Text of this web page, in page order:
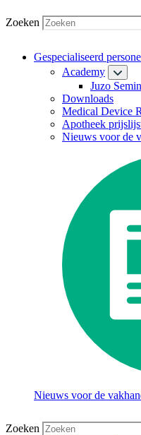
Zoeken
Gespecialiseerd
Academy
Juzo
Downloads
Medical Device
Apotheek
Nieuws voor de
Nieuws voor de
Zoeken